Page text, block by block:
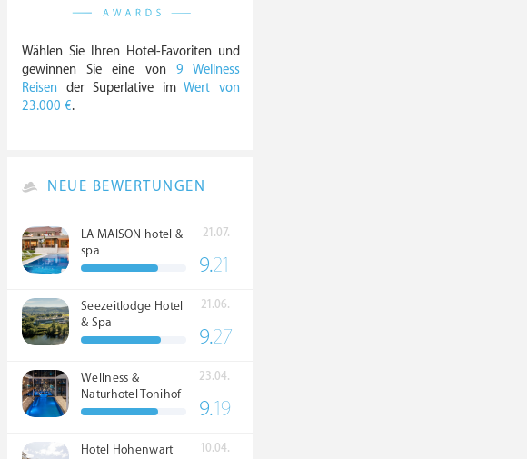
Wählen Sie Ihren Hotel-Favoriten und
gewinnen Sie eine von 9 Wellness
Reisen der Superlative imWert von
23.000 €.
NEUE BEWERTUNGEN
LA MAISON hotel &
spa
21.07.
9.21
Seezeitlodge Hotel
& Spa
21.06.
9.27
Wellness &
Naturhotel Tonihof
****S
23.04.
9.19
Hotel Hohenwart 10.04.